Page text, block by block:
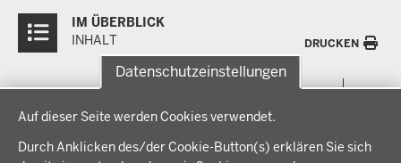
Datenschutzeinstellungen
Auf dieser Seite werden Cookies verwendet.
Durch Anklicken des/der Cookie-Button(s) erklären Sie sich
Inhalte
IM ÜBERBLICK
INHALT
DRUCKEN
der
Fußzeile
THEMEN
Bauen, Planen und Verkehr
IM FOKUS